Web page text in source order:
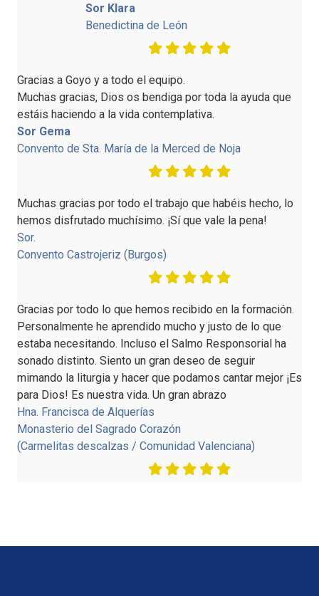
Sor Klara
Benedictina de León
Gracias a Goyo y a todo el equipo.
Muchas gracias, Dios os bendiga por toda la ayuda que
estáis haciendo a la vida contemplativa.
Sor Gema
Convento de Sta. María de la Merced de Noja
Muchas gracias por todo el trabajo que habéis hecho, lo
hemos disfrutado muchísimo. ¡Sí que vale la pena!
Sor.
Convento Castrojeriz (Burgos)
Gracias por todo lo que hemos recibido en la formación.
Personalmente he aprendido mucho y justo de lo que
estaba necesitando. Incluso el Salmo Responsorial ha
sonado distinto. Siento un gran deseo de seguir
mimando la liturgia y hacer que podamos cantar mejor ¡Es
para Dios! Es nuestra vida. Un gran abrazo
Hna. Francisca de Alquerías
Monasterio del Sagrado Corazón
(Carmelitas descalzas / Comunidad Valenciana)